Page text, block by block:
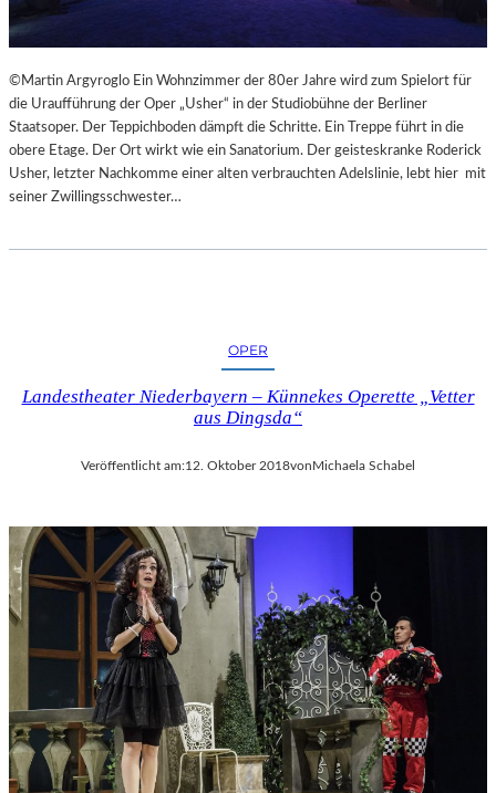
©Martin Argyroglo Ein Wohnzimmer der 80er Jahre wird zum Spielort für
die Uraufführung der Oper „Usher“ in der Studiobühne der Berliner
Staatsoper. Der Teppichboden dämpft die Schritte. Ein Treppe führt in die
obere Etage. Der Ort wirkt wie ein Sanatorium. Der geisteskranke Roderick
Usher, letzter Nachkomme einer alten verbrauchten Adelslinie, lebt hier mit
seiner Zwillingsschwester…
OPER
Landestheater Niederbayern – Künnekes Operette „Vetter
aus Dingsda“
Veröffentlicht am:12. Oktober 2018von Michaela Schabel